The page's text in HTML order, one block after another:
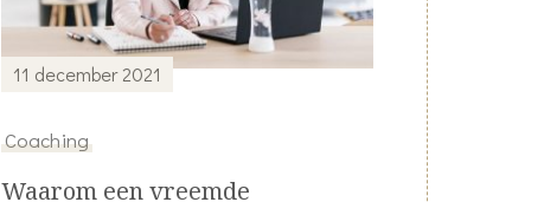
11 december 2021
Coaching
Waarom een vreemde